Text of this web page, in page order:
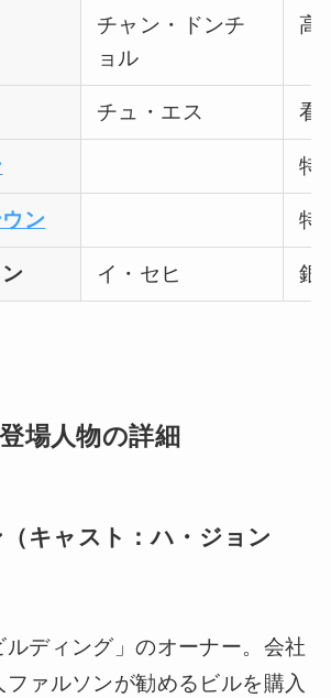
チャン・ドンチ
ョル
高
チュ・エス 看
特
ン 特
イ・セヒ 銀
場人物の詳細
キャスト：ハ・ジョン
ルディング」のオーナー。会社
ファルソンが勧めるビルを購入